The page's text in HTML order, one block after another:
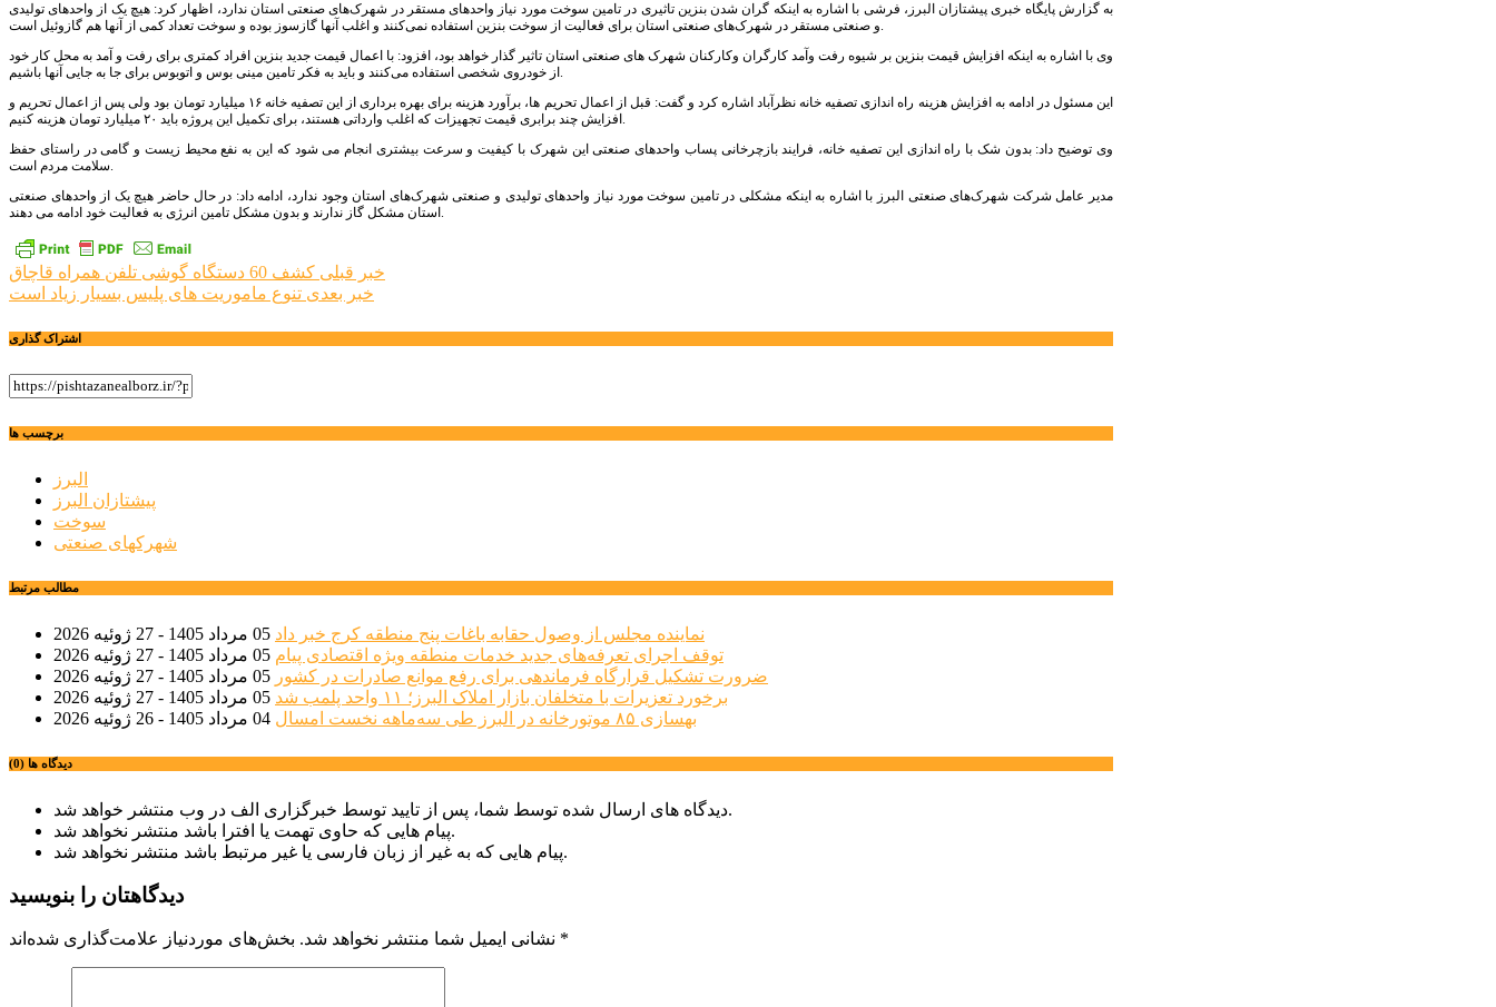
به گزارش پایگاه خبری پیشتازان البرز، فرشی با اشاره به اینکه گران شدن بنزین تاثیری در تامین سوخت مورد نیاز واحدهای مستقر در شهرک‌های صنعتی استان ندارد، اظهار کرد: هیچ یک از واحدهای تولیدی
و صنعتی مستقر در شهرک‌های صنعتی استان برای فعالیت از سوخت بنزین استفاده نمی‌کنند و اغلب آنها گازسوز بوده و سوخت تعداد کمی از آنها هم گازوئیل است.
وی با اشاره به اینکه افزایش قیمت بنزین بر شیوه رفت وآمد کارگران وکارکنان شهرک های صنعتی استان تاثیر گذار خواهد بود، افزود: با اعمال قیمت جدید بنزین افراد کمتری برای رفت و آمد به محل کار خود
از خودروی شخصی استفاده می‌کنند و باید به فکر تامین مینی بوس و اتوبوس برای جا به جایی آنها باشیم.
این مسئول در ادامه به افزایش هزینه راه اندازی تصفیه خانه نظرآباد اشاره کرد و گفت: قبل از اعمال تحریم ها، برآورد هزینه برای بهره برداری از این تصفیه خانه ۱۶ میلیارد تومان بود ولی پس از اعمال تحریم و
افزایش چند برابری قیمت تجهیزات که اغلب وارداتی هستند، برای تکمیل این پروژه باید ۲۰ میلیارد تومان هزینه کنیم.
وی توضیح داد: بدون شک با راه اندازی این تصفیه خانه، فرایند بازچرخانی پساب واحدهای صنعتی این شهرک با کیفیت و سرعت بیشتری انجام می شود که این به نفع محیط زیست و گامی در راستای حفظ
سلامت مردم است.
مدیر عامل شرکت شهرک‌های صنعتی البرز با اشاره به اینکه مشکلی در تامین سوخت مورد نیاز واحدهای تولیدی و صنعتی شهرک‌های استان وجود ندارد، ادامه داد: در حال حاضر هیچ یک از واحدهای صنعتی
استان مشکل گاز ندارند و بدون مشکل تامین انرژی به فعالیت خود ادامه می دهند.
راهبری
نوشته
خبر قبلی کشف 60 دستگاه گوشی تلفن همراه قاچاق
خبر بعدی تنوع ماموریت های پلیس بسیار زیاد است
اشتراک گذاری
برچسب ها
البرز
پیشتازان البرز
سوخت
شهرکهای صنعتی
مطالب مرتبط
نماینده مجلس از وصول حقابه باغات پنج منطقه کرج خبر داد 05 مرداد 1405 - 27 ژوئیه 2026
توقف اجرای تعرفه‌های جدید خدمات منطقه ویژه اقتصادی پیام 05 مرداد 1405 - 27 ژوئیه 2026
ضرورت تشکیل قرارگاه فرماندهی برای رفع موانع صادرات در کشور 05 مرداد 1405 - 27 ژوئیه 2026
برخورد تعزیرات با متخلفان بازار املاک البرز؛ ۱۱ واحد پلمب شد
05 مرداد 1405 - 27 ژوئیه 2026
بهسازی ۸۵ موتورخانه در البرز طی سه‌ماهه نخست امسال
04 مرداد 1405 - 26 ژوئیه 2026
دیدگاه ها (0)
دیدگاه های ارسال شده توسط شما، پس از تایید توسط خبرگزاری الف در وب منتشر خواهد شد.
پیام هایی که حاوی تهمت یا افترا باشد منتشر نخواهد شد.
پیام هایی که به غیر از زبان فارسی یا غیر مرتبط باشد منتشر نخواهد شد.
دیدگاهتان را بنویسید
نشانی ایمیل شما منتشر نخواهد شد. *